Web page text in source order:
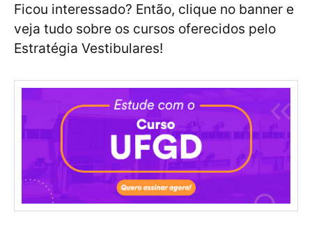
Ficou interessado? Então, clique no banner e
veja tudo sobre os cursos oferecidos pelo
Estratégia Vestibulares!